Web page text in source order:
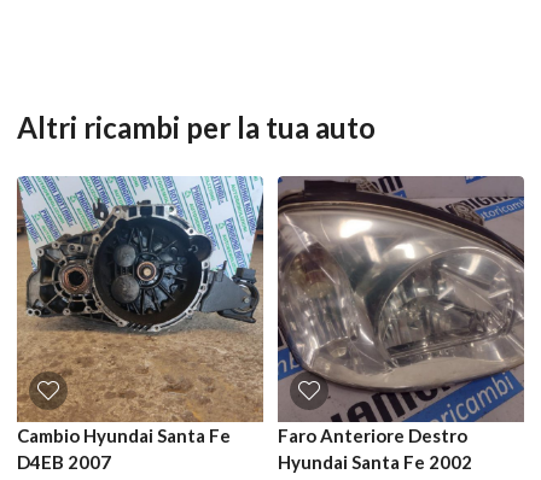
Altri ricambi per la tua auto
Cambio Hyundai Santa Fe
D4EB 2007
Faro Anteriore Destro
Hyundai Santa Fe 2002